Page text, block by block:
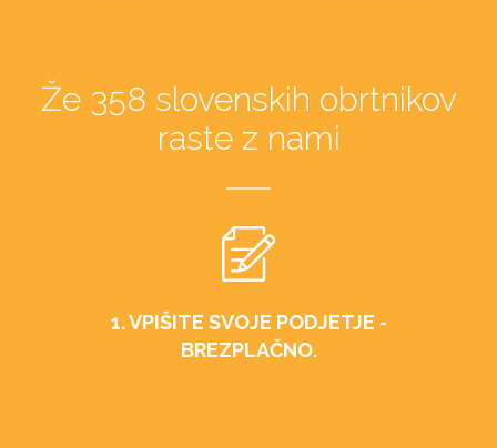
Že 358 slovenskih obrtnikov
raste z nami
1. VPIŠITE SVOJE PODJETJE -
BREZPLAČNO.